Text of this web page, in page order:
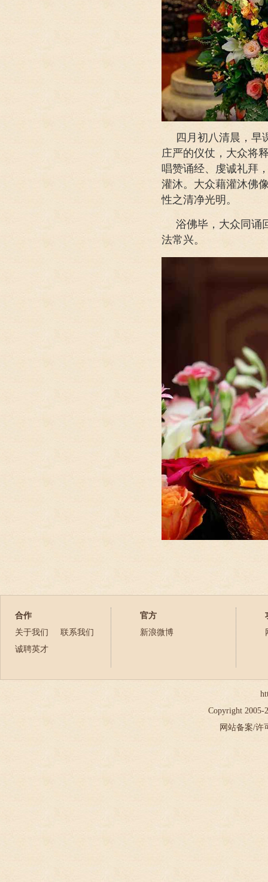
四月初八清晨，早
庄严的仪仗，大众将
唱赞诵经、虔诚礼拜
灌沐。大众藉灌沐佛
性之清净光明。
浴佛毕，大众同诵
法常兴。
合作
关于我们
联系我们
诚聘英才
官方
新浪微博
Copyright 2005-
网站备案/许